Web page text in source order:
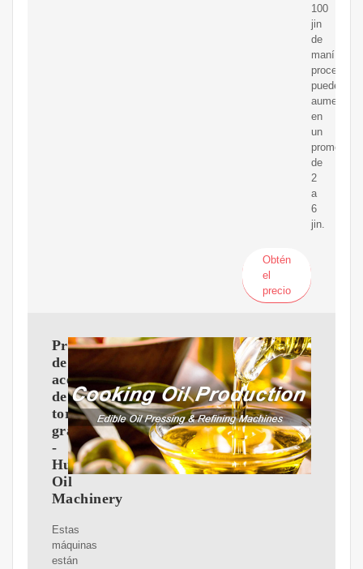
100
jin
de
maní
procesado
puede
aumentar
en
un
promedio
de
2
a
6
jin.
Obtén
el
precio
Prensa
de
aceite
de
tornillo
grande
-
Huatai
Oil
Machinery
Estas
máquinas
están